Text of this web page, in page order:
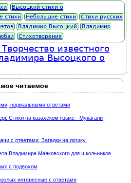
Высоцкий стихи о
стихи Небольшие стихи
Стихи русских
Владимир Высоцкий
Владимир
Стихотворения
известного
Высоцкого о
читаемое
нормальными ответами
Стихи на казахском языке - Мукагали
с ответами. Загадки на логику.
Владимира Маяковского для школьников.
с подвохом
интересные с ответами